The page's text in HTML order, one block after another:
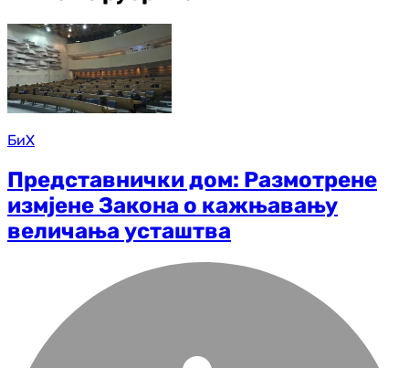
БиХ
Представнички дом: Размотрене
измјене Закона о кажњавању
величања усташтва